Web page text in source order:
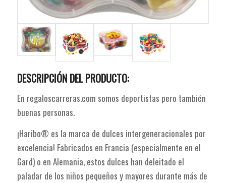
DESCRIPCIÓN DEL PRODUCTO:
En regaloscarreras.com somos deportistas pero también
buenas personas.
¡Haribo® es la marca de dulces intergeneracionales por
excelencia! Fabricados en Francia (especialmente en el
Gard) o en Alemania, estos dulces han deleitado el
paladar de los niños pequeños y mayores durante más de